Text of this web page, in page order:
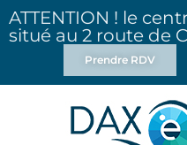
ATTENTION ! le
situé au 2 route de
Prendre RDV